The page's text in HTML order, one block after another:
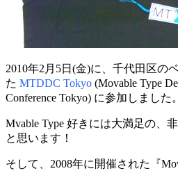
2010年2月5日(金)に、千代田区の
た MTDDC Tokyo (Movable Type
Conference Tokyo) に参加しました。
Mvable Type 好きには大満足の、
と思います！
そして、2008年に開催された『